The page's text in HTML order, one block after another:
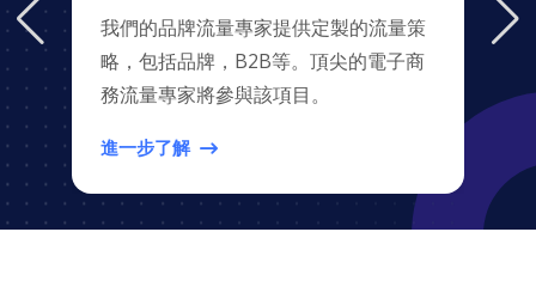
我們的品牌流量專家提供定製的流量策
略，包括品牌，B2B等。頂尖的電子商
務流量專家將參與該項目。
進一步了解